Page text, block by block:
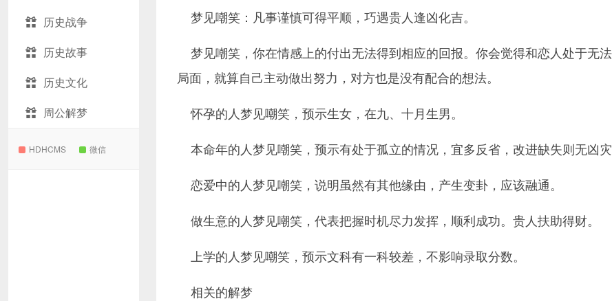
历史战争
历史故事
历史文化
周公解梦
HDHCMS 微信
梦见嘲笑：凡事谨慎可得平顺，巧遇贵人逢凶化吉。
梦见嘲笑，你在情感上的付出无法得到相应的回报。你会觉得和恋人处于无
局面，就算自己主动做出努力，对方也是没有配合的想法。
怀孕的人梦见嘲笑，预示生女，在九、十月生男。
本命年的人梦见嘲笑，预示有处于孤立的情况，宜多反省，改进缺失则无凶灾
恋爱中的人梦见嘲笑，说明虽然有其他缘由，产生变卦，应该融通。
做生意的人梦见嘲笑，代表把握时机尽力发挥，顺利成功。贵人扶助得财。
上学的人梦见嘲笑，预示文科有一科较差，不影响录取分数。
相关的解梦